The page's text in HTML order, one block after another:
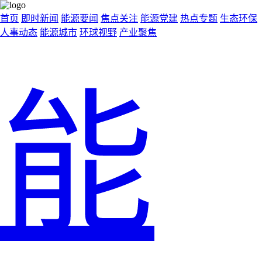
首页 即时新闻 能源要闻 焦点关注 能源党建 热点专题 生态环保
人事动态 能源城市 环球视野 产业聚焦
能